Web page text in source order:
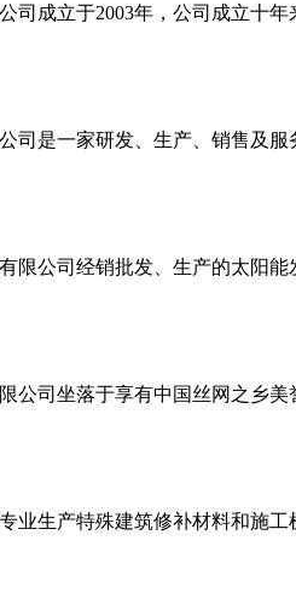
司成立于2003年，公司成立十
司是一家研发、生产、销售及服
限公司经销批发、生产的太阳
公司坐落于享有中国丝网之乡
业生产特殊建筑修补材料和施